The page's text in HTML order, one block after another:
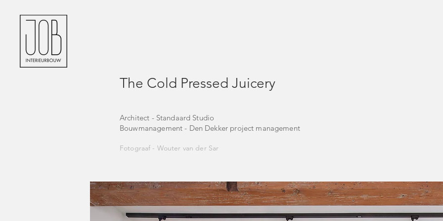
The Cold Pressed Juicery
Architect - Standaard Studio
Bouwmanagement - Den Dekker project management
Fotograaf - Wouter van der Sar